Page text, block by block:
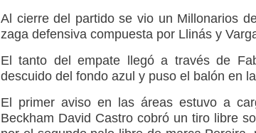
Al cierre del partido se vio un Millonarios
zaga defensiva compuesta por Llinás y
El tanto del empate llegó a través de
descuido del fondo azul y puso el balón en
El primer aviso en las áreas estuvo a
Beckham David Castro cobró un tiro libre